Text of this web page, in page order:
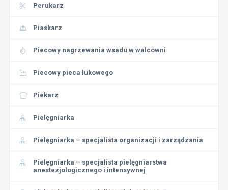
Perukarz
Piaskarz
Piecowy nagrzewania wsadu w walcowni
Piecowy pieca łukowego
Piekarz
Pielęgniarka
Pielęgniarka – specjalista organizacji i zarządzania
Pielęgniarka – specjalista pielęgniarstwa
anestezjologicznego i intensywnej